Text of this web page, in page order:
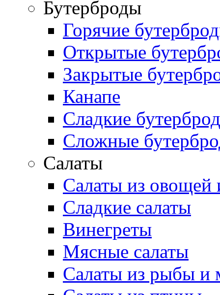
Бутерброды
Горячие
Открытые
Закрытые
Канапе
Сладкие
Сложные
Салаты
Салаты из овощей
Сладкие салаты
Винегреты
Мясные салаты
Салаты из рыбы и